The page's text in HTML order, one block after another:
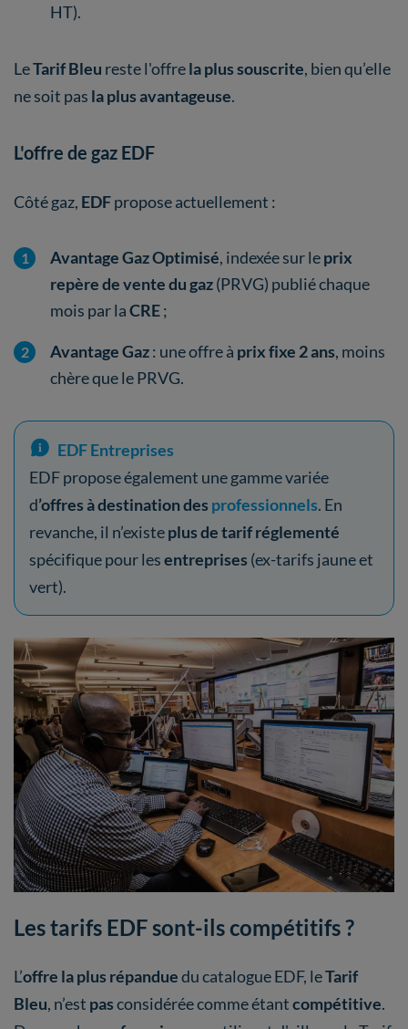
HT).
LeTarif Bleu reste l'offrela plus souscrite, bien qu’elle
ne soit pas la plus avantageuse.
L'offre de gaz EDF
Côté gaz, EDFpropose actuellement :
Avantage Gaz Optimisé, indexée sur leprix
repère de vente du gaz(PRVG) publié chaque
mois par laCRE;
Avantage Gaz: une offre à prix fixe 2 ans, moins
chère que le PRVG.
EDF Entreprises
EDF propose également une gamme variée
d’offres à destination des professionnels. En
revanche, il n’existeplus de tarif réglementé
spécifique pour lesentreprises (ex-tarifs jaune et
vert).
Les tarifs EDF sont-ils compétitifs ?
L’offre la plus répanduedu catalogue EDF, leTarif
Bleu, n’est pasconsidérée comme étantcompétitive.